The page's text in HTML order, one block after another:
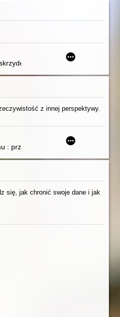
z innej perspektywy.
: przewodnik dla rodziców, którzy
się, jak chronić swoje dane i jak